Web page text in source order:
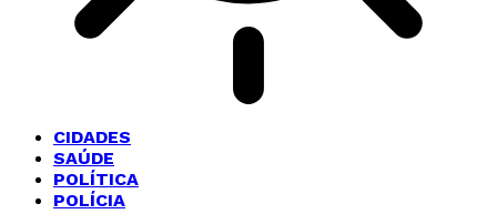
CIDADES
SAÚDE
POLÍTICA
POLÍCIA